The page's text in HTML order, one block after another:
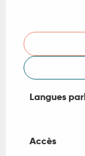
Langues
Langues
Accès
Accès